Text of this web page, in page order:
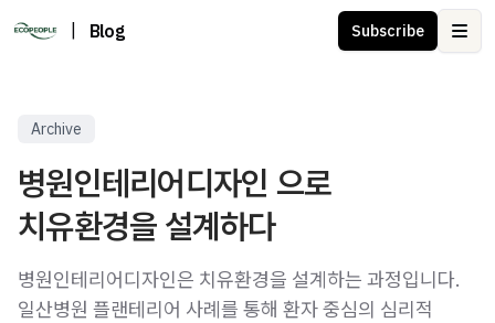
Blog Subscribe
Archive
병원인테리어디자인 으로
치유환경을 설계하다
병원인테리어디자인은 치유환경을 설계하는 과정입니다.
일산병원 플랜테리어 사례를 통해 환자 중심의 심리적